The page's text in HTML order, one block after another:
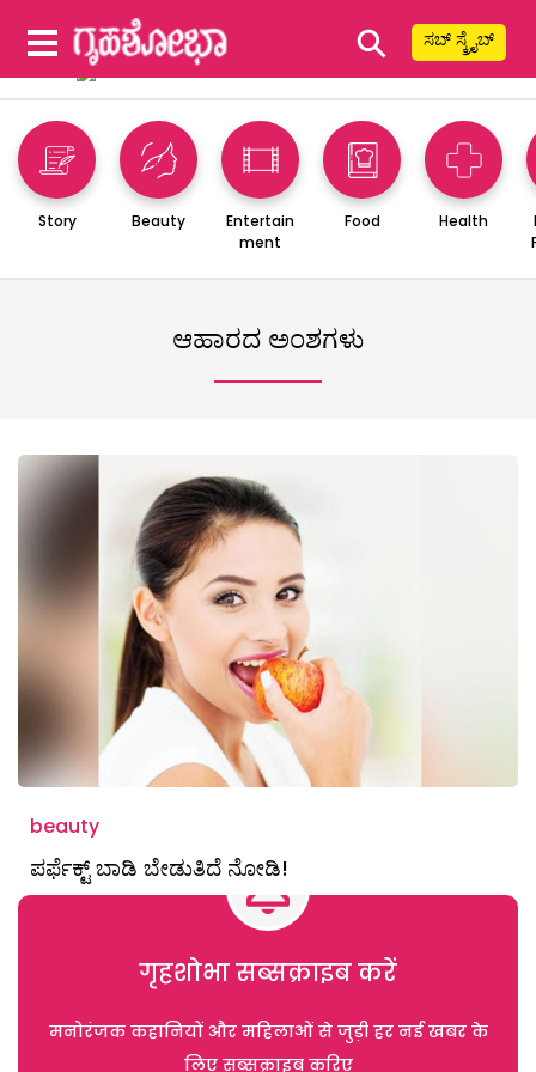
⚲ ಸಬ್ ಸ್ಕ್ರೈಬ್
Story Beauty
Entertain
ment
Food Health
ಆಹಾರದ ಅಂಶಗಳು
beauty
ಪರ್ಫೆಕ್ಟ್ ಬಾಡಿ ಬೇಡುತಿದೆ ನೋಡಿ!
गृहशोभा सब्सक्राइब करें
मनोरंजक कहानियों और महिलाओं से जुड़ी हर नई खबर के
लिए सब्सक्राइब करिए